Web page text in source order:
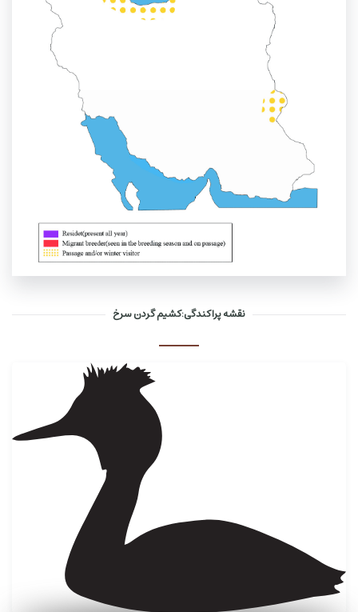
نقشه پراکندگی:کشیم گردن سرخ